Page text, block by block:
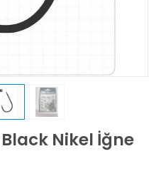
Black Nikel İğne